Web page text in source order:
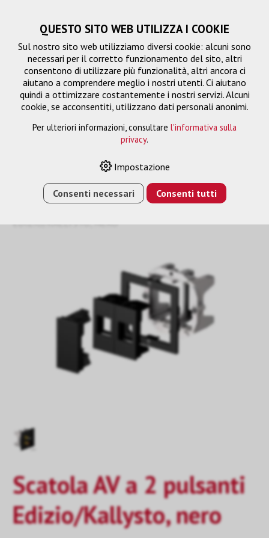
Scatola di giunzione
› E-SHOP › GESTIONE DEL SEGNALE
SCATOLA DI
EDIZIO/KALLYSTO, NERO
Scatola AV a 2 pulsanti
Edizio/Kallysto, nero
QUESTO SITO WEB UTILIZZA I COOKIE
Sul nostro sito web utilizziamo diversi cookie: alcuni sono
necessari per il corretto funzionamento del sito, altri
consentono di utilizzare più funzionalità, altri ancora ci
aiutano a comprendere meglio i nostri utenti. Ci aiutano
quindi a ottimizzare costantemente i nostri servizi. Alcuni
cookie, se acconsentiti, utilizzano dati personali anonimi.
Per ulteriori informazioni, consultare l'informativa sulla
privacy.
Impostazione
Consenti necessari Consenti tutti